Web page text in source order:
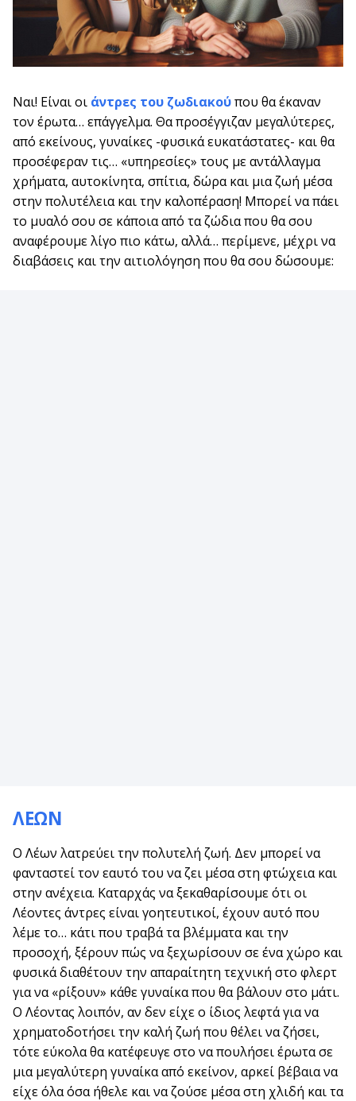
Ναι! Είναι οι άντρες του ζωδιακούπου θα έκαναν
τον έρωτα… επάγγελμα. Θα προσέγγιζαν μεγαλύτερες,
από εκείνους, γυναίκες -φυσικά ευκατάστατες- και θα
προσέφεραν τις… «υπηρεσίες» τους με αντάλλαγμα
χρήματα, αυτοκίνητα, σπίτια, δώρα και μια ζωή μέσα
στην πολυτέλεια και την καλοπέραση! Μπορεί να πάει
το μυαλό σου σε κάποια από τα ζώδια που θα σου
αναφέρουμε λίγο πιο κάτω, αλλά… περίμενε, μέχρι να
διαβάσεις και την αιτιολόγηση που θα σου δώσουμε:
ΛΕΩΝ
Ο Λέων λατρεύει την πολυτελή ζωή. Δεν μπορεί να
φανταστεί τον εαυτό του να ζει μέσα στη φτώχεια και
στην ανέχεια. Καταρχάς να ξεκαθαρίσουμε ότι οι
Λέοντες άντρες είναι γοητευτικοί, έχουν αυτό που
λέμε το… κάτι που τραβά τα βλέμματα και την
προσοχή, ξέρουν πώς να ξεχωρίσουν σε ένα χώρο και
φυσικά διαθέτουν την απαραίτητη τεχνική στο φλερτ
για να «ρίξουν» κάθε γυναίκα που θα βάλουν στο μάτι.
Ο Λέοντας λοιπόν, αν δεν είχε ο ίδιος λεφτά για να
χρηματοδοτήσει την καλή ζωή που θέλει να ζήσει,
τότε εύκολα θα κατέφευγε στο να πουλήσει έρωτα σε
μια μεγαλύτερη γυναίκα από εκείνον, αρκεί βέβαια να
είχε όλα όσα ήθελε και να ζούσε μέσα στη χλιδή και τα